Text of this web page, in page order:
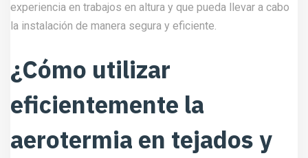
experiencia en trabajos en altura y que pueda llevar a cabo
la instalación de manera segura y eficiente.
¿Cómo utilizar
eficientemente la
aerotermia en tejados y